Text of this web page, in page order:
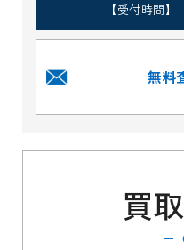
【受付時間
無料
買